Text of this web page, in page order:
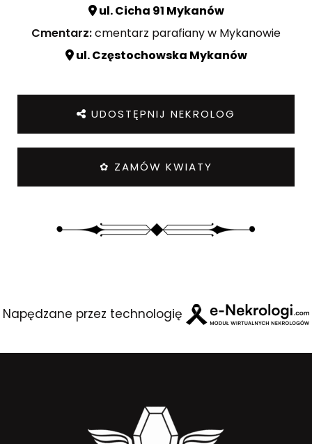
ul. Cicha 91 Mykanów
Cmentarz:cmentarz parafiany w Mykanowie
ul. Częstochowska Mykanów
UDOSTĘPNIJ NEKROLOG
✿ ZAMÓW KWIATY
Napędzane przez technologię